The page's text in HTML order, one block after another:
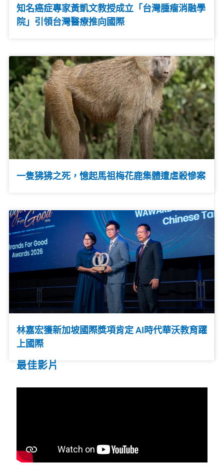
知名癌症專家黃凱文教授成立「台灣腫瘤消融學
院」引領台灣醫療推向國際
一隻狒狒之死，憶起馬祖梅花鹿集體遭虐殺慘案
林嘉宏獲新加坡國際獎項肯定 AI時代華沃教育躍
上國際
最佳影片